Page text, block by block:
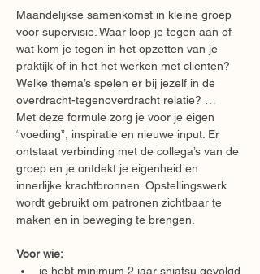
Maandelijkse samenkomst in kleine groep
voor supervisie. Waar loop je tegen aan of
wat kom je tegen in het opzetten van je
praktijk of in het het werken met cliënten?
Welke thema’s spelen er bij jezelf in de
overdracht-tegenoverdracht relatie? …
Met deze formule zorg je voor je eigen
“voeding”, inspiratie en nieuwe input. Er
ontstaat verbinding met de collega’s van de
groep en je ontdekt je eigenheid en
innerlijke krachtbronnen. Opstellingswerk
wordt gebruikt om patronen zichtbaar te
maken en in beweging te brengen.
Voor wie:
je hebt minimum 2 jaar shiatsu gevolgd